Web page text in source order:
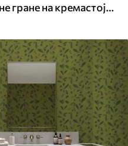
Нежне цветне гране на кремастој позадини, пастелне боје